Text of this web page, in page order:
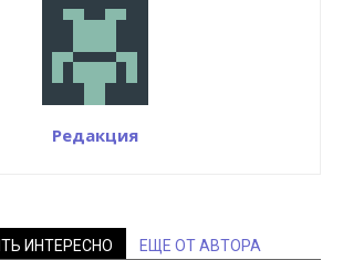
Редакция
ИНТЕРЕСНО ЕЩЕ ОТ АВТОРА